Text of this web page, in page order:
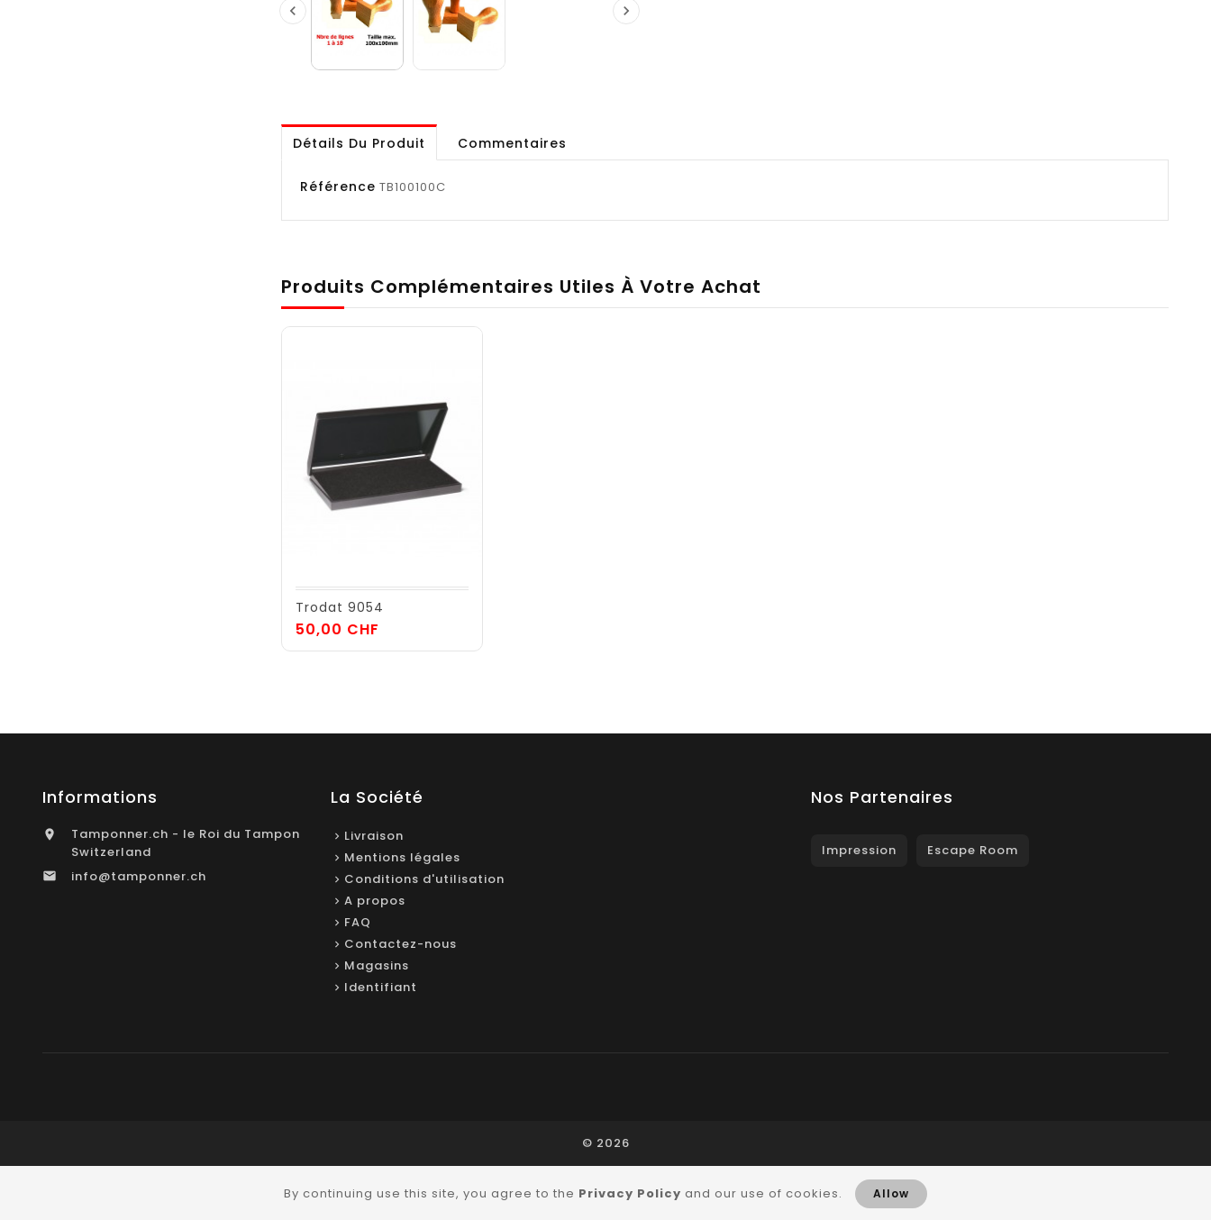
 
Détails Du Produit Commentaires
Référence TB100100C
Produits Complémentaires Utiles À Votre Achat
Trodat 9054
50,00 CHF
Informations

Tamponner.ch - le Roi du Tampon
Switzerland
 info@tamponner.ch
La Société
Livraison
Mentions légales
Conditions d'utilisation
A propos
FAQ
Contactez-nous
Magasins
Identifiant
Nos Partenaires
Impression Escape Room
© 2026
By continuing use this site, you agree to the Privacy Policy and our use of cookies. Allow